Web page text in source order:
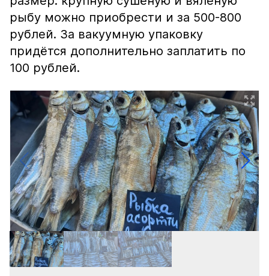
рыбу можно приобрести и за 500-800
рублей. За вакуумную упаковку
придётся дополнительно заплатить по
100 рублей.